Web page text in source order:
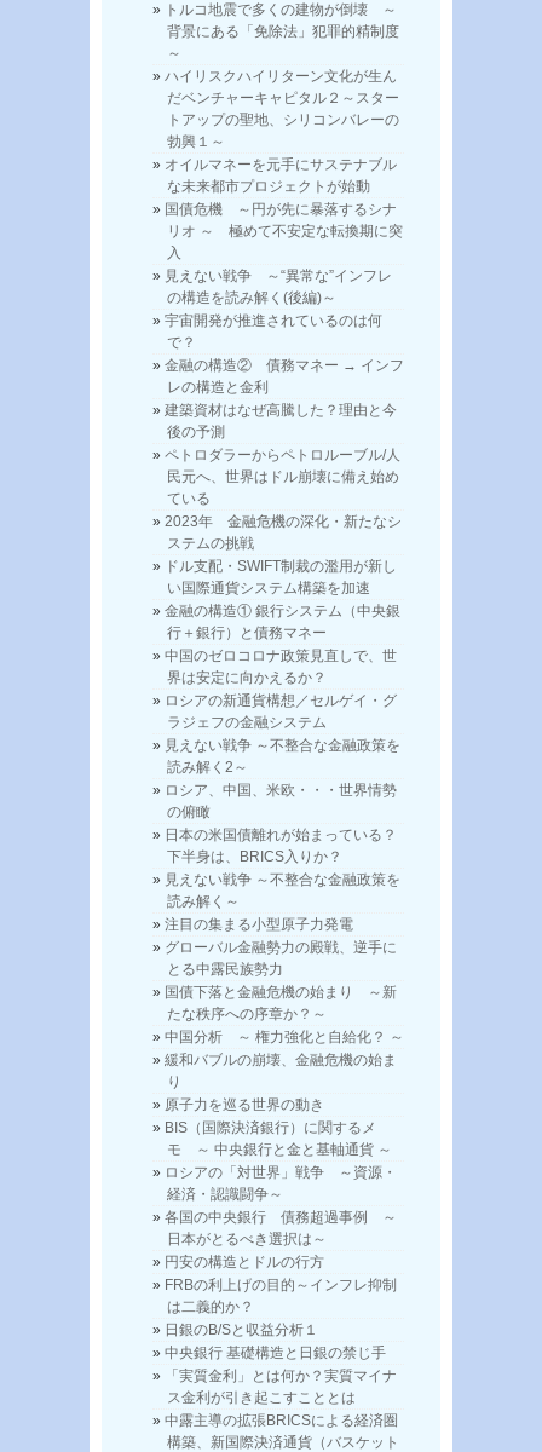
トルコ地震で多くの建物が倒壊 ～
背景にある「免除法」犯罪的精制度
～
ハイリスクハイリターン文化が生ん
だベンチャーキャピタル２～スター
トアップの聖地、シリコンバレーの
勃興１～
オイルマネーを元手にサステナブル
な未来都市プロジェクトが始動
国債危機 ～円が先に暴落するシナ
リオ ～ 極めて不安定な転換期に突
入
見えない戦争 ～“異常な”インフレ
の構造を読み解く(後編)～
宇宙開発が推進されているのは何
で？
金融の構造② 債務マネー → インフ
レの構造と金利
建築資材はなぜ高騰した？理由と今
後の予測
ペトロダラーからペトロルーブル/人
民元へ、世界はドル崩壊に備え始め
ている
2023年 金融危機の深化・新たなシ
ステムの挑戦
ドル支配・SWIFT制裁の濫用が新し
い国際通貨システム構築を加速
金融の構造① 銀行システム（中央銀
行＋銀行）と債務マネー
中国のゼロコロナ政策見直しで、世
界は安定に向かえるか？
ロシアの新通貨構想／セルゲイ・グ
ラジェフの金融システム
見えない戦争 ～不整合な金融政策を
読み解く2～
ロシア、中国、米欧・・・世界情勢
の俯瞰
日本の米国債離れが始まっている？
下半身は、BRICS入りか？
見えない戦争 ～不整合な金融政策を
読み解く～
注目の集まる小型原子力発電
グローバル金融勢力の殿戦、逆手に
とる中露民族勢力
国債下落と金融危機の始まり ～新
たな秩序への序章か？～
中国分析 ～ 権力強化と自給化？ ～
緩和バブルの崩壊、金融危機の始ま
り
原子力を巡る世界の動き
BIS（国際決済銀行）に関するメ
モ ～ 中央銀行と金と基軸通貨 ～
ロシアの「対世界」戦争 ～資源・
経済・認識闘争～
各国の中央銀行 債務超過事例 ～
日本がとるべき選択は～
円安の構造とドルの行方
FRBの利上げの目的～インフレ抑制
は二義的か？
日銀のB/Sと収益分析１
中央銀行 基礎構造と日銀の禁じ手
「実質金利」とは何か？実質マイナ
ス金利が引き起こすこととは
中露主導の拡張BRICSによる経済圏
構築、新国際決済通貨（バスケット